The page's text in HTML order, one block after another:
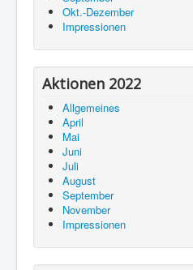
Okt.-Dezember
Impressionen
Aktionen 2022
Allgemeines
April
Mai
Juni
Juli
August
September
November
Impressionen